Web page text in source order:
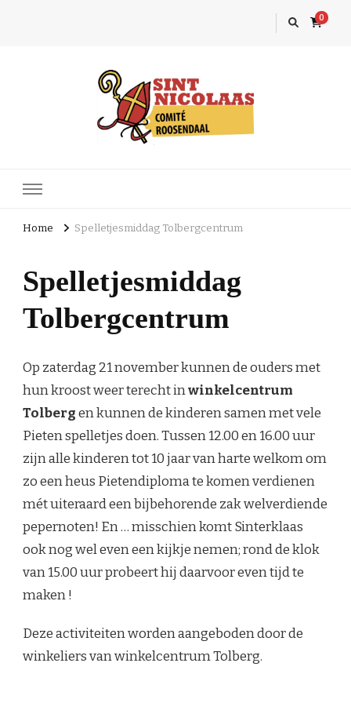
0
Home Spelletjesmiddag Tolbergcentrum
Spelletjesmiddag
Tolbergcentrum
Op zaterdag 21 november kunnen de ouders met
hun kroost weer terecht inwinkelcentrum
Tolbergen kunnen de kinderen samen met vele
Pieten spelletjes doen. Tussen 12.00 en 16.00 uur
zijn alle kinderen tot 10 jaar van harte welkom om
zo een heus Pietendiploma te komen verdienen
mét uiteraard een bijbehorende zak welverdiende
pepernoten! En … misschien komt Sinterklaas
ook nog wel even een kijkje nemen; rond de klok
van 15.00 uur probeert hij daarvoor even tijd te
maken !
Deze activiteiten worden aangeboden door de
winkeliers van winkelcentrum Tolberg.